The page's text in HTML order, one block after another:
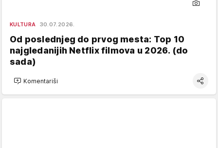
KULTURA 30.07.2026.
Od poslednjeg do prvog mesta: Top 10
najgledanijih Netflix filmova u 2026. (do
sada)
Komentariši